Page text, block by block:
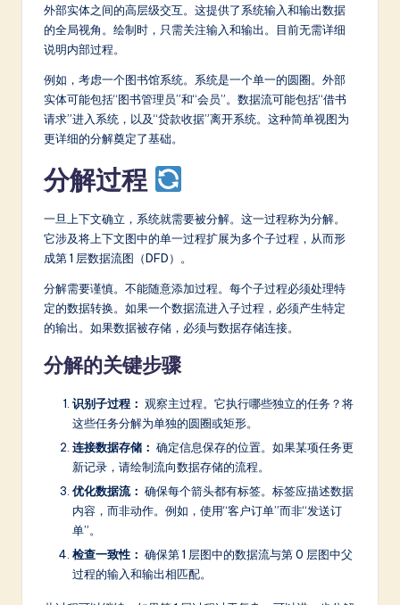
外部实体之间的高层级交互。这提供了系统输入和输出数据
的全局视角。绘制时，只需关注输入和输出。目前无需详细
说明内部过程。
例如，考虑一个图书馆系统。系统是一个单一的圆圈。外部
实体可能包括“图书管理员”和“会员”。数据流可能包括“借书
请求”进入系统，以及“贷款收据”离开系统。这种简单视图为
更详细的分解奠定了基础。
分解过程
一旦上下文确立，系统就需要被分解。这一过程称为分解。
它涉及将上下文图中的单一过程扩展为多个子过程，从而形
成第 1 层数据流图（DFD）。
分解需要谨慎。不能随意添加过程。每个子过程必须处理特
定的数据转换。如果一个数据流进入子过程，必须产生特定
的输出。如果数据被存储，必须与数据存储连接。
分解的关键步骤
识别子过程： 观察主过程。它执行哪些独立的任务？将
这些任务分解为单独的圆圈或矩形。
连接数据存储： 确定信息保存的位置。如果某项任务更
新记录，请绘制流向数据存储的流程。
优化数据流： 确保每个箭头都有标签。标签应描述数据
内容，而非动作。例如，使用“客户订单”而非“发送订
单”。
检查一致性： 确保第 1 层图中的数据流与第 0 层图中父
过程的输入和输出相匹配。